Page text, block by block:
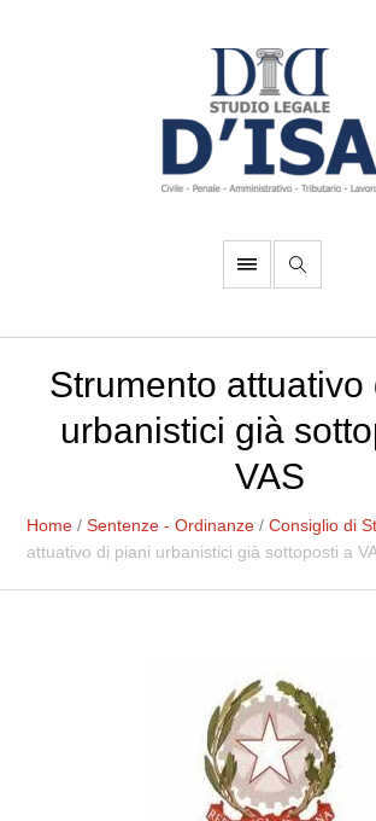
Strumento attuativo
urbanistici già
VAS
Home /Sentenze - Ordinanze /Consiglio di
attuativo di piani urbanistici già sottoposti a